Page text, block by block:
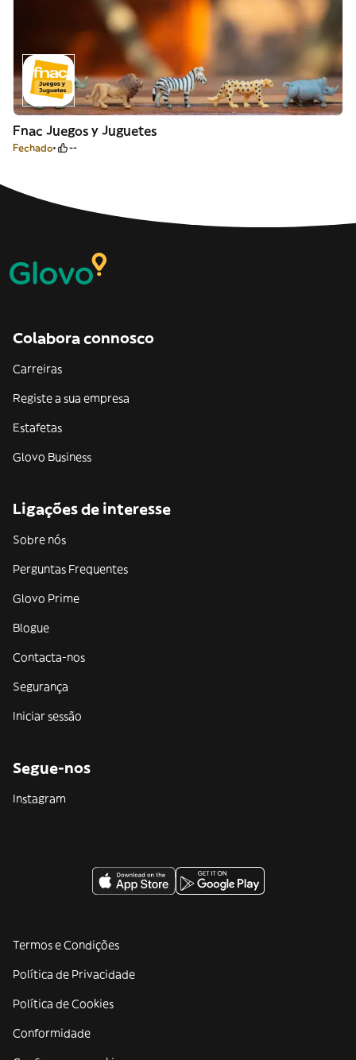
Fnac Juegos y Juguetes
Fechado --
Colabora connosco
Carreiras
Registe a sua empresa
Estafetas
Glovo Business
Ligações de interesse
Sobre nós
Perguntas Frequentes
Glovo Prime
Blogue
Contacta-nos
Segurança
Iniciar sessão
Segue-nos
Instagram
Termos e Condições
Política de Privacidade
Política de Cookies
Conformidade